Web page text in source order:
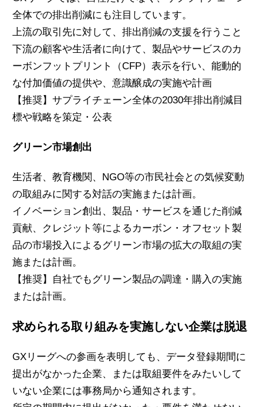
全体での排出削減にも注目しています。
上流の取引先に対して、排出削減の支援を行うこと
下流の顧客や生活者に向けて、製品やサービスのカ
ーボンフットプリント（CFP）表示を行い、能動的
な付加価値の提供や、意識醸成の実施や計画
【推奨】サプライチェーン全体の2030年排出削減目
標や戦略を策定・公表
グリーン市場創出
生活者、教育機関、NGO等の市民社会との気候変動
の取組みに関する対話の実施または計画。
イノベーション創出、製品・サービスを通じた削減
貢献、クレジット等によるカーボン・オフセット製
品の市場投入によるグリーン市場の拡大の取組の実
施または計画。
【推奨】自社でもグリーン製品の調達・購入の実施
または計画。
求められる取り組みを実施しない企業は脱退
GXリーグへの参画を表明しても、データ登録期間に
提出がなかった企業、または取組要件をみたいして
いない企業には事務局から通知されます。